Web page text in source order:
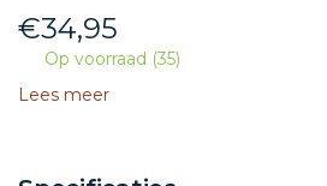
€34,95
Op voorraad (35)
Lees meer